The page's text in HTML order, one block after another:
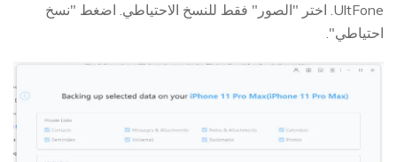
UltFone. اختر "الصور" فقط للنسخ الاحتياطي. اضغط "نسخ
احتياطي".